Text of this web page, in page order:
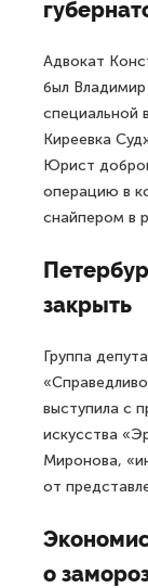
Адвокат
был
специальной
Киреевка
Юрист
операцию в
снайпером в
закрыть
Группа
выступила с
искусства
Миронова,
от
о